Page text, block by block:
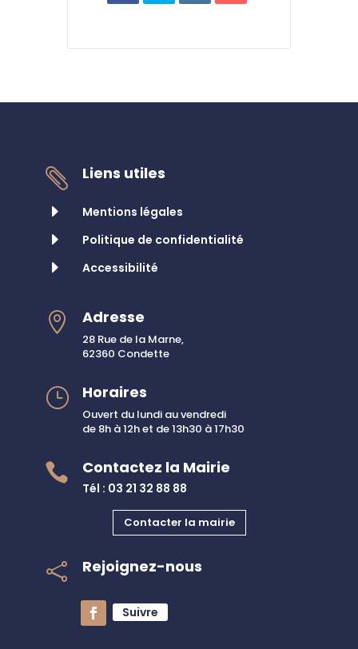

Liens utiles
E
Mentions légales
E Politique de confidentialité
E Accessibilité
 Adresse
28 Rue de la Marne,
62360 Condette
} Horaires
Ouvert du lundi au vendredi
de 8h à 12h et de 13h30 à 17h30
 Contactez la Mairie
Tél : 03 21 32 88 88
Contacter la mairie
 Rejoignez-nous
Suivre